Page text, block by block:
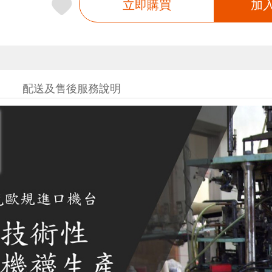
立即購買 加
配送及售後服務說明